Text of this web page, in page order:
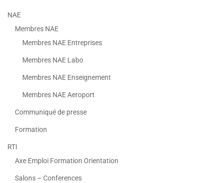
NAE
Membres NAE
Membres NAE Entreprises
Membres NAE Labo
Membres NAE Enseignement
Membres NAE Aeroport
Communiqué de presse
Formation
RTI
Axe Emploi Formation Orientation
Salons – Conferences